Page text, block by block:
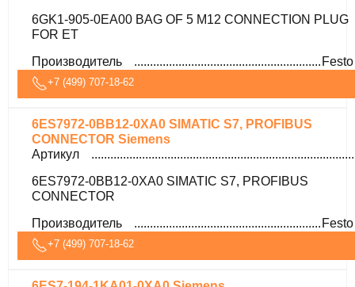
6GK1-905-0EA00 BAG OF 5 M12 CONNECTION PLUG
FOR ET
Производитель
Festo
+7 (499) 707-18-62
6ES7972-0BB12-0XA0 SIMATIC S7, PROFIBUS
CONNECTOR Siemens
Артикул
6ES7972-0BB12-0XA0 SIMATIC S7, PROFIBUS
CONNECTOR
Производитель
Festo
+7 (499) 707-18-62